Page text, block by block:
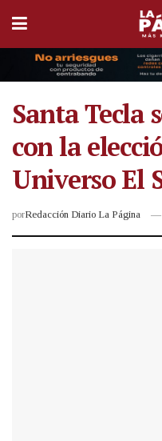
Santa Tecla
con la
Universo El
porRedacción Diario La Página